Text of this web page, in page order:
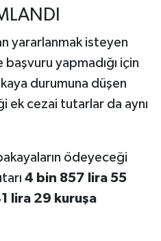
yararlanmak isteyen
yapmadığı için
durumuna düşen
ek cezai tutarlar da aynı
ödeyeceği
4 bin 857 lira 55
lira 29 kuruşa